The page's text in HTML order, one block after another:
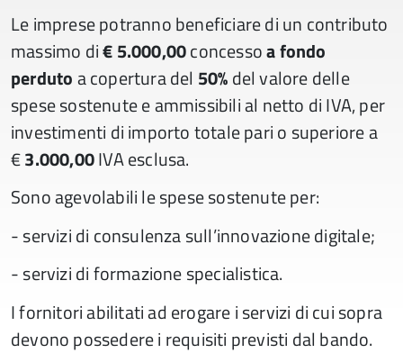
Le imprese potranno beneficiare di un contributo
massimo di€ 5.000,00concessoa fondo
perdutoa copertura del 50%del valore delle
spese sostenute e ammissibili al netto di IVA, per
investimenti di importo totale pari o superiore a
€3.000,00IVA esclusa.
Sono agevolabili le spese sostenute per:
- servizi di consulenza sull’innovazione digitale;
- servizi di formazione specialistica.
I fornitori abilitati ad erogare i servizi di cui sopra
devono possedere i requisiti previsti dal bando.